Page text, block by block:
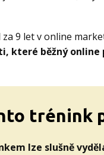
9 let v online
které běžný
trénink
lze slušně